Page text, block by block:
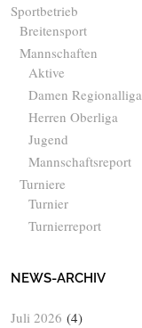
Sportbetrieb
Breitensport
Mannschaften
Aktive
Damen Regionalliga
Herren Oberliga
Jugend
Mannschaftsreport
Turniere
Turnier
Turnierreport
NEWS-ARCHIV
Juli 2026 (4)